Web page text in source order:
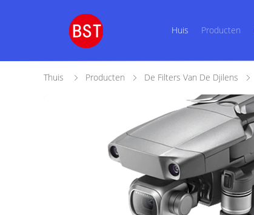
Huis Producten
Thuis Producten De Filters Van De Djilens